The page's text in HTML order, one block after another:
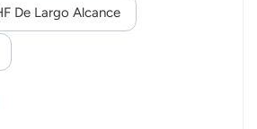
sistema de clasificación
La tasa de cobertura de los
de campo alcanzó el
en los clasificadores
transversal actuales...
De Largo Alcance